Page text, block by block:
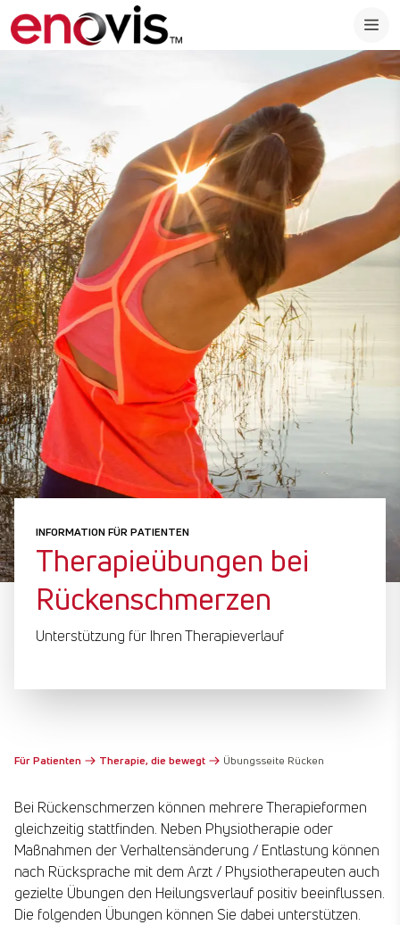
INFORMATION FÜR PATIENTEN
Therapieübungen bei
Rückenschmerzen
Unterstützung für Ihren Therapieverlauf
Für Patienten Therapie, die bewegt Übungsseite Rücken
Bei Rückenschmerzen können mehrere Therapieformen
gleichzeitig stattfinden. Neben Physiotherapie oder
Maßnahmen der Verhaltensänderung / Entlastung können
nach Rücksprache mit dem Arzt / Physiotherapeuten auch
gezielte Übungen den Heilungsverlauf positiv beeinflussen.
Die folgenden Übungen können Sie dabei unterstützen.